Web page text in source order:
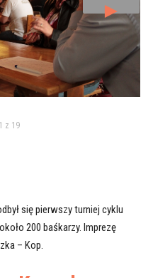
►
z 19
się pierwszy turniej cyklu
200 baśkarzy. Imprezę
– Kop.